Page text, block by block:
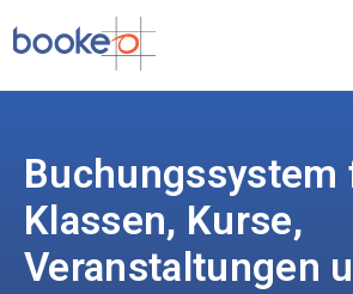
Buchungssystem
Klassen, Kurse,
Veranstaltungen